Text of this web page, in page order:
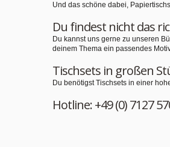
Und das schöne dabei,
Du findest nicht das
Du kannst uns gerne zu unseren
deinem Thema ein passendes
Tischsets in großen
Du benötigst Tischsets in einer
Hotline: +49 (0) 7127